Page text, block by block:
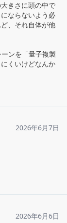
きさに頭の中で
ならないよう必
、それ自体が他
ンを「量子複製
くいけどなんか
2026年6月7日
2026年6月6日